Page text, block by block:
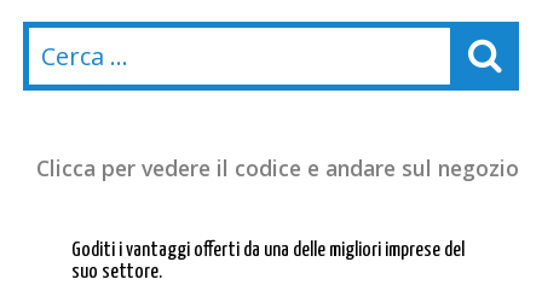
Clicca per vedere il codice e andare sul negozio
Goditi i vantaggi offerti da una delle migliori imprese del
suo settore.